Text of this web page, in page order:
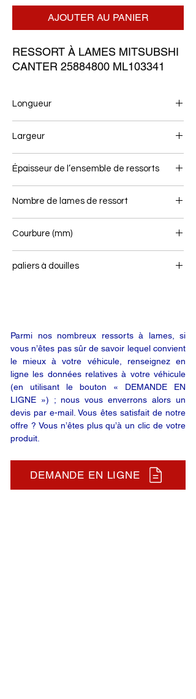
AJOUTER AU PANIER
RESSORT À LAMES MITSUBSHI
CANTER 25884800 ML103341
Longueur
Largeur
Épaisseur de l’ensemble de ressorts
Nombre de lames de ressort
Courbure (mm)
paliers à douilles
Parmi nos nombreux ressorts à lames, si
vous n’êtes pas sûr de savoir lequel convient
le mieux à votre véhicule, renseignez en
ligne les données relatives à votre véhicule
(en utilisant le bouton « DEMANDE EN
LIGNE ») ; nous vous enverrons alors un
devis par e-mail. Vous êtes satisfait de notre
offre ? Vous n’êtes plus qu’à un clic de votre
produit.
DEMANDE EN LIGNE